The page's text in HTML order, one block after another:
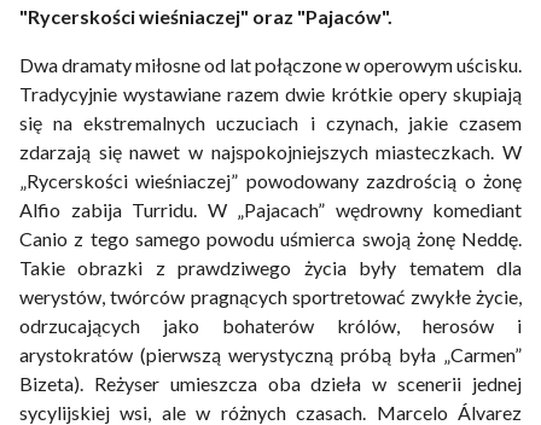
"Rycerskości wieśniaczej" oraz "Pajaców".
Dwa dramaty miłosne od lat połączone w operowym uścisku.
Tradycyjnie wystawiane razem dwie krótkie opery skupiają
się na ekstremalnych uczuciach i czynach, jakie czasem
zdarzają się nawet w najspokojniejszych miasteczkach. W
„Rycerskości wieśniaczej” powodowany zazdrością o żonę
Alfio zabija Turridu. W „Pajacach” wędrowny komediant
Canio z tego samego powodu uśmierca swoją żonę Neddę.
Takie obrazki z prawdziwego życia były tematem dla
werystów, twórców pragnących sportretować zwykłe życie,
odrzucających jako bohaterów królów, herosów i
arystokratów (pierwszą werystyczną próbą była „Carmen”
Bizeta). Reżyser umieszcza oba dzieła w scenerii jednej
sycylijskiej wsi, ale w różnych czasach. Marcelo Álvarez